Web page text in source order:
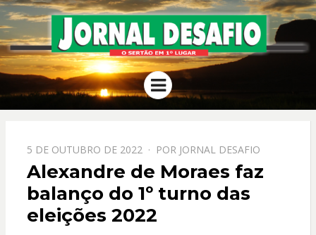
JORNAL
DESAFIO
O Sertão em 1º Lugar
Menu
PPOSTADO
EM
5 DE OUTUBRO DE 2022 POR JORNAL DESAFIO
Alexandre de Moraes faz
balanço do 1º turno das
eleições 2022